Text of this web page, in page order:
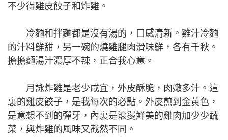
不少得雞皮餃子和炸雞。
冷麵和拌麵都是沒有湯的，口感清新。雞汁冷麵
的汁料鮮甜，另一碗的燒雞腿肉滑味鮮，各有千秋。
擔擔麵湯汁濃厚不辣，正合我心意。
月詠炸雞是老少咸宜，外皮酥脆，肉嫩多汁。這
裏的雞皮餃子，是我每次的必點。外皮煎到金黃色，
是意想不到的彈牙，內裏是滾燙鮮美的雞肉加少少蔬
菜，與炸雞的風味又截然不同。